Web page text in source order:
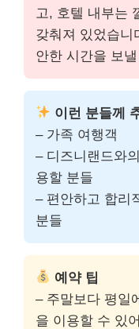
고, 호텔 내부는
갖춰져 있었습니
안한 시간을 보
이런 분들께
– 가족 여행객
– 디즈니랜드와
용할 분들
– 편안하고 합리
분들
예약 팁
– 주말보다 평일
을 이용할 수 있